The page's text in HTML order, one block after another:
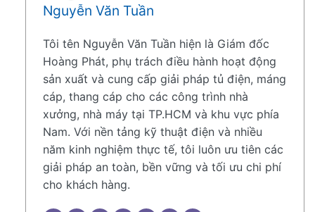
Nguyễn Văn Tuần
Tôi tên Nguyễn Văn Tuần hiện là Giám đốc
Hoàng Phát, phụ trách điều hành hoạt động
sản xuất và cung cấp giải pháp tủ điện, máng
cáp, thang cáp cho các công trình nhà
xưởng, nhà máy tại TP.HCM và khu vực phía
Nam. Với nền tảng kỹ thuật điện và nhiều
năm kinh nghiệm thực tế, tôi luôn ưu tiên các
giải pháp an toàn, bền vững và tối ưu chi phí
cho khách hàng.